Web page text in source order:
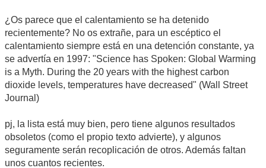
¿Os parece que el calentamiento se ha detenido
recientemente? No os extrañe, para un escéptico el
calentamiento siempre está en una detención constante, ya
se advertía en 1997: "Science has Spoken: Global Warming
is a Myth. During the 20 years with the highest carbon
dioxide levels, temperatures have decreased" (Wall Street
Journal)
pj, la lista está muy bien, pero tiene algunos resultados
obsoletos (como el propio texto advierte), y algunos
seguramente serán recoplicación de otros. Además faltan
unos cuantos recientes.